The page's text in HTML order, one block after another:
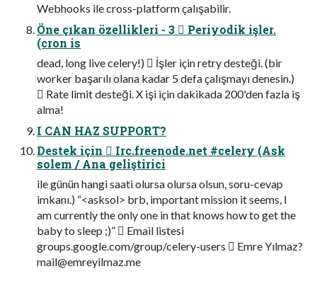
Webhooks ile cross-platform çalışabilir.
Öne çıkan özellikleri - 3  Periyodik işler.
(cron is
dead, long live celery!)  İşler için retry desteği. (bir
worker başarılı olana kadar 5 defa çalışmayı denesin.)
 Rate limit desteği. X işi için dakikada 200'den fazla iş
alma!
I CAN HAZ SUPPORT?
Destek için  Irc.freenode.net #celery (Ask
solem / Ana geliştirici
ile günün hangi saati olursa olursa olsun, soru-cevap
imkanı.) “<asksol> brb, important mission it seems, I
am currently the only one in that knows how to get the
baby to sleep ;)”  Email listesi
groups.google.com/group/celery-users  Emre Yılmaz?
mail@emreyilmaz.me